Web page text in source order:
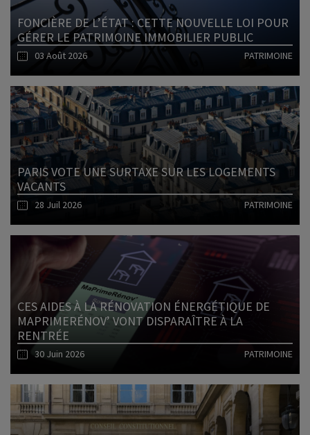
FONCIÈRE DE L’ÉTAT : CETTE NOUVELLE LOI POUR
GÉRER LE PATRIMOINE IMMOBILIER PUBLIC
03 Août 2026 PATRIMOINE
Lire l'article
PARIS VOTE UNE SURTAXE SUR LES LOGEMENTS
VACANTS
28 Juil 2026 PATRIMOINE
Lire l'article
CES AIDES À LA RÉNOVATION ÉNERGÉTIQUE DE
MAPRIMERÉNOV’ VONT DISPARAÎTRE À LA
RENTRÉE
30 Juin 2026 PATRIMOINE
Lire l'article